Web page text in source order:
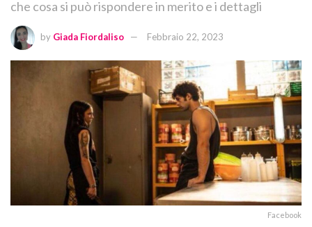
che cosa si può rispondere in merito e i dettagli
by Giada Fiordaliso Febbraio 22, 2023
Facebook